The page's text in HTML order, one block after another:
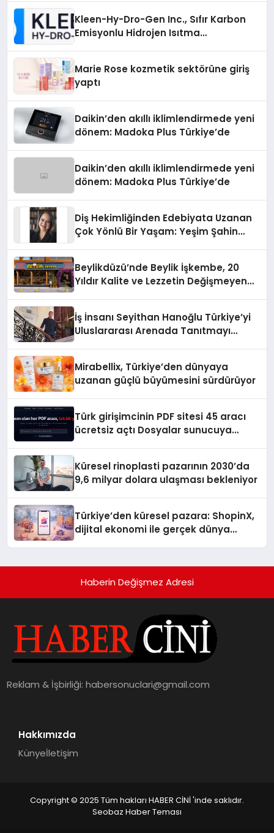
Kleen-Hy-Dro-Gen Inc., Sıfır Karbon
Emisyonlu Hidrojen Isıtma
Marie Rose kozmetik sektörüne giriş
yaptı
Daikin’den akıllı iklimlendirmede yeni
dönem: Madoka Plus Türkiye’de
Daikin’den akıllı iklimlendirmede yeni
dönem: Madoka Plus Türkiye’de
Diş Hekimliğinden Edebiyata Uzanan
Çok Yönlü Bir Yaşam: Yeşim Şahin
Beylikdüzü’nde Beylik İşkembe, 20
Yıldır Kalite ve Lezzetin Değişmeyen
İş İnsanı Seyithan Hanoğlu Türkiye’yi
Uluslararası Arenada Tanıtmayı
Mirabellix, Türkiye’den dünyaya
uzanan güçlü büyümesini sürdürüyor
Türk girişimcinin PDF sitesi 45 aracı
ücretsiz açtı Dosyalar sunucuya
Küresel rinoplasti pazarının 2030’da
9,6 milyar dolara ulaşması bekleniyor
Türkiye’den küresel pazara: ShopinX,
dijital ekonomi ile gerçek dünya
Haberin Değişmez Adresi
Reklam & İşbirliği:habersonuclari@gmail.com
Hakkımızda
Künyeİletişim
Copyright © 2025 Tüm hakları HABER CİNİ 'inde saklıdır.
Seobaz Haber Teması